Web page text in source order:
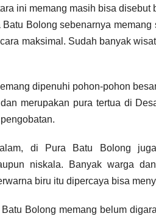
ini memang masih bisa
Bolong sebenarnya
maksimal. Sudah banyak
dipenuhi pohon-pohon
merupakan pura tertua di
di Pura Batu Bolong juga
niskala. Banyak warga
biru itu dipercaya bisa
Bolong memang belum